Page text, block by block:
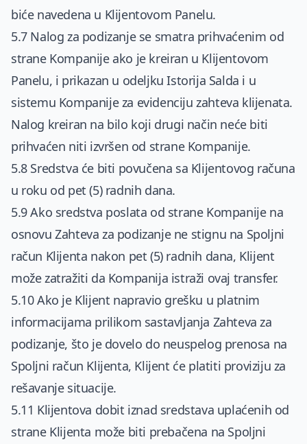
biće navedena u Klijentovom Panelu.
5.7 Nalog za podizanje se smatra prihvaćenim od
strane Kompanije ako je kreiran u Klijentovom
Panelu, i prikazan u odeljku Istorija Salda i u
sistemu Kompanije za evidenciju zahteva klijenata.
Nalog kreiran na bilo koji drugi način neće biti
prihvaćen niti izvršen od strane Kompanije.
5.8 Sredstva će biti povučena sa Klijentovog računa
u roku od pet (5) radnih dana.
5.9 Ako sredstva poslata od strane Kompanije na
osnovu Zahteva za podizanje ne stignu na Spoljni
račun Klijenta nakon pet (5) radnih dana, Klijent
može zatražiti da Kompanija istraži ovaj transfer.
5.10 Ako je Klijent napravio grešku u platnim
informacijama prilikom sastavljanja Zahteva za
podizanje, što je dovelo do neuspelog prenosa na
Spoljni račun Klijenta, Klijent će platiti proviziju za
rešavanje situacije.
5.11 Klijentova dobit iznad sredstava uplaćenih od
strane Klijenta može biti prebačena na Spoljni